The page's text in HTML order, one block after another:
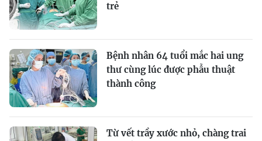
trẻ
Bệnh nhân 64 tuổi mắc hai ung
thư cùng lúc được phẫu thuật
thành công
Từ vết trầy xước nhỏ, chàng trai